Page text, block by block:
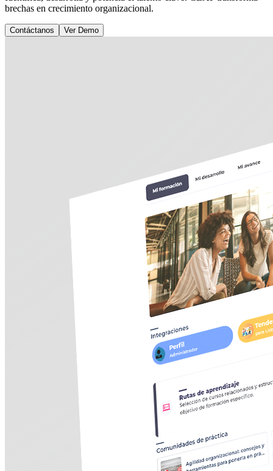
brechas en crecimiento organizacional.
Contáctanos Ver Demo